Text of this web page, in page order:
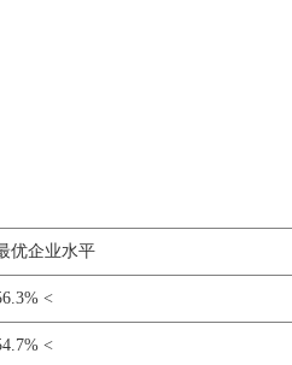
优企业水平
<
<